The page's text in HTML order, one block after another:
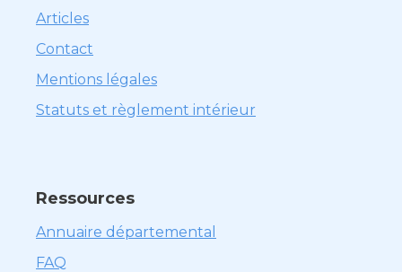
Articles
Contact
Mentions légales
Statuts et règlement intérieur
Ressources
Annuaire départemental
FAQ